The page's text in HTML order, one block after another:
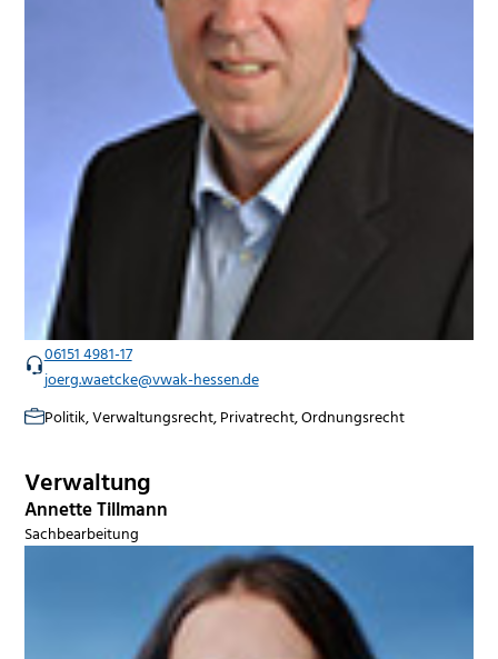
06151 4981-17
joerg.waetcke@vwak-hessen.de
Politik, Verwaltungsrecht, Privatrecht, Ordnungsrecht
Verwaltung
Annette Tillmann
Sachbearbeitung